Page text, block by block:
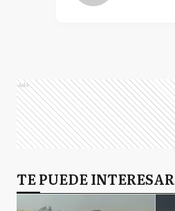
Ads
TE PUEDE INTERESAR